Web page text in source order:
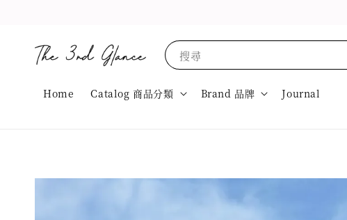
搜尋
Home Catalog 商品分類 Brand 品牌 Journal